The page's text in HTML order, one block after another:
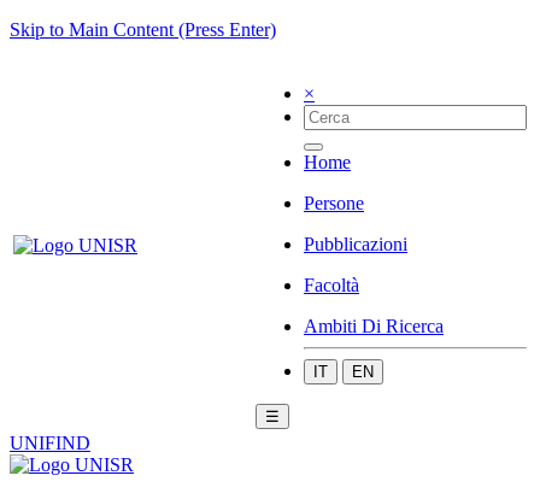
Skip to Main Content (Press Enter)
×
Home
Persone
Pubblicazioni
Facoltà
Ambiti Di Ricerca
IT EN
☰
UNIFIND